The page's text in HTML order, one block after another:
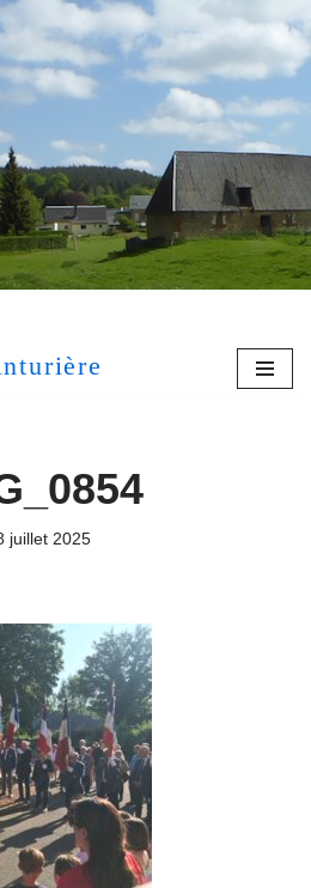
juillet 2025